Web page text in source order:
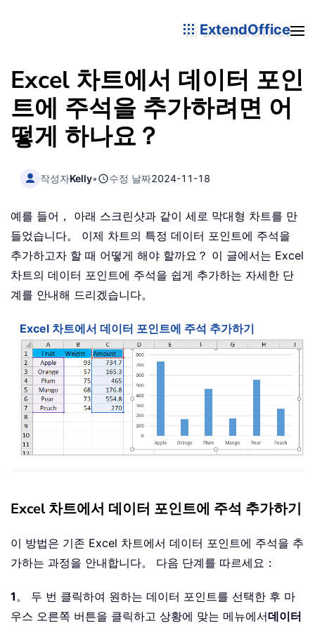
ExtendOffice
Excel 차트에서 데이터 포인
트에 주석을 추가하려면 어
떻게 하나요？
작성자Kelly• 수정 날짜2024-11-18
예를 들어， 아래 스크린샷과 같이 세로 막대형 차트를 만
들었습니다。 이제 차트의 특정 데이터 포인트에 주석을
추가하고자 할 때 어떻게 해야 할까요？ 이 글에서는 Excel
차트의 데이터 포인트에 주석을 쉽게 추가하는 자세한 단
계를 안내해 드리겠습니다。
Excel 차트에서 데이터 포인트에 주석 추가하기
Excel 차트에서 데이터 포인트에 주석 추가하기
이 방법은 기존 Excel 차트에서 데이터 포인트에 주석을 추
가하는 과정을 안내합니다。 다음 단계를 따르세요：
1 。 두 번 클릭하여 원하는 데이터 포인트를 선택한 후 마
우스 오른쪽 버튼을 클릭하고 상황에 맞는 메뉴에서데이터